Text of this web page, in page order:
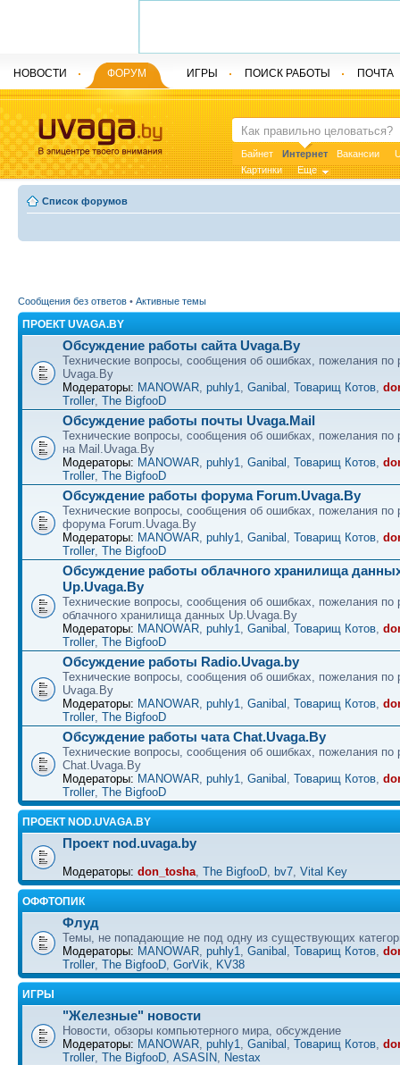
Байнет Интернет Вакансии
Картинки
Еще
НОВОСТИ ФОРУМ ИГРЫ ПОИСК РАБОТЫ ПОЧТА
Список форумов
Сообщения без ответов • Активные темы
ПРОЕКТ UVAGA.BY
Обсуждение работы сайта Uvaga.By
Технические вопросы, сообщения об ошибках, пожелания по
Uvaga.By
Модераторы: MANOWAR puhly1 Ganibal Товарищ Котов
Troller The BigfooD
Обсуждение работы почты Uvaga.Mail
Технические вопросы, сообщения об ошибках, пожелания по
на Mail.Uvaga.By
Модераторы: MANOWAR puhly1 Ganibal Товарищ Котов
Troller, The BigfooD
Обсуждение работы форума Forum.Uvaga.By
Технические вопросы, сообщения об ошибках, пожелания по
форума Forum.Uvaga.By
Модераторы: MANOWAR puhly1 Ganibal Товарищ Котов
Troller, The BigfooD
Обсуждение работы облачного хранилища
Up.Uvaga.By
Технические вопросы, сообщения об ошибках, пожелания по
облачного хранилища данных Up.Uvaga.By
Модераторы: MANOWAR puhly1 Ganibal Товарищ Котов
Troller, The BigfooD
Обсуждение работы Radio.Uvaga.by
Технические вопросы, сообщения об ошибках, пожелания по
Uvaga.By
Модераторы: MANOWAR puhly1 Ganibal Товарищ Котов
Troller, The BigfooD
Обсуждение работы чата Chat.Uvaga.By
Технические вопросы, сообщения об ошибках, пожелания по
Chat.Uvaga.By
Модераторы: MANOWAR puhly1 Ganibal Товарищ Котов
Troller, The BigfooD
ПРОЕКТ NOD.UVAGA.BY
Проект nod.uvaga.by
Модераторы: don_tosha The BigfooD bv7 Vital Key
ОФФТОПИК
Флуд
Темы, не попадающие не под одну из существующих
Модераторы: MANOWAR puhly1 Ganibal Товарищ Котов
Troller The BigfooD GorVik KV38
ИГРЫ
"Железные" новости
Новости, обзоры компьютерного мира, обсуждение
Модераторы: MANOWAR puhly1 Ganibal Товарищ Котов
Troller The BigfooD ASASIN Nestax